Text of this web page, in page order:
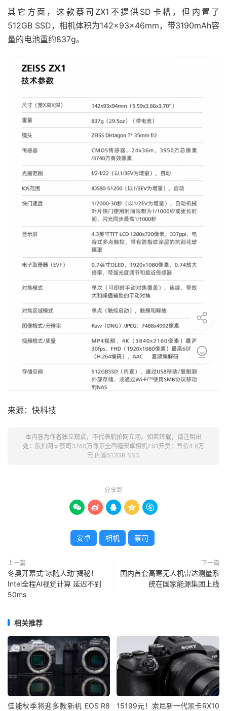
其它方面，这款蔡司ZX1不提供SD卡槽，但内置了
512GB SSD，相机体积为142×93×46mm，带3190mAh容
量的电池重约837g。
来源：快科技
本内容为作者独立观点，不代表航拍网立场。如若转载，请注明出
处： 航拍网 » 蔡司3740万像素全画幅安卓相机ZX1开卖：售价4.6万
元 内置512GB SSD
分享到
    
安卓 相机 蔡司
上一篇
冬奥开幕式“冰随人动”揭秘！
Intel全程AI视觉计算 延迟不到
50ms
下一篇
国内首套高寒无人机雷达测量系
统在国家能源集团上线
相关推荐
佳能秋季将迎多款新机 EOS R8
15199元！索尼新一代黑卡RX10